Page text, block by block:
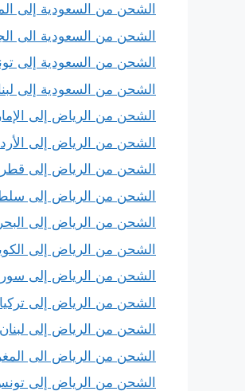
الشحن من السعودية إلى
الشحن من السعودية الى
الشحن من السعودية إلى
الشحن من السعودية إلى
الشحن من الرياض إلى
الشحن من الرياض إلى
الشحن من الرياض إلى قطر
الشحن من الرياض إلى
الشحن من الرياض إلى
الشحن من الرياض إلى
الشحن من الرياض إلى
الشحن من الرياض إلى تركيا
الشحن من الرياض إلى لبنان
الشحن من الرياض الى
الشحن من الرياض إلى